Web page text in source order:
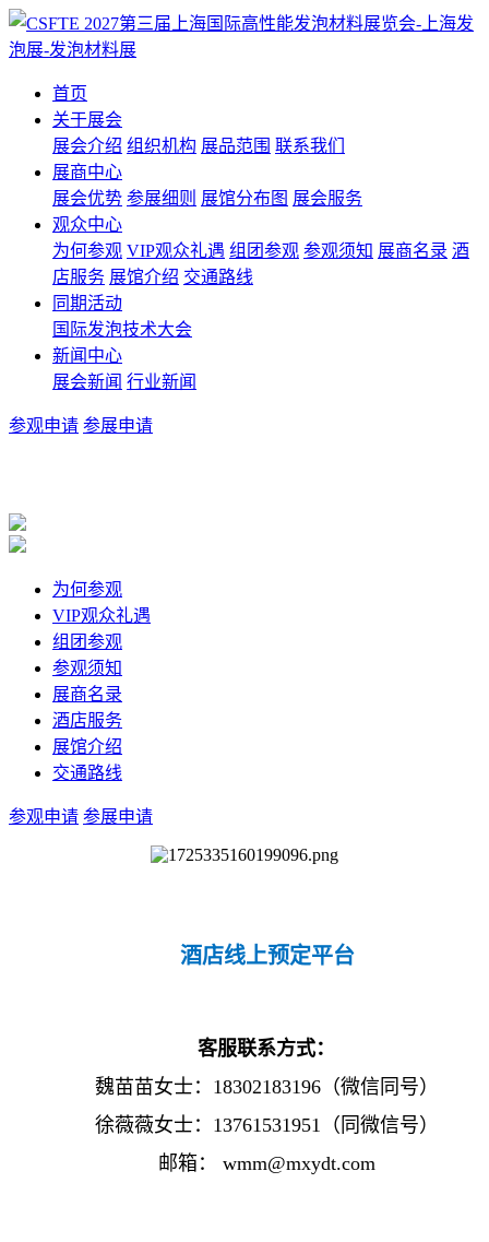
首页
关于展会
展会介绍 组织机构 展品范围 联系我们
展商中心
展会优势 参展细则 展馆分布图 展会服务
观众中心
为何参观 VIP观众礼遇 组团参观 参观须知 展商名录 酒
店服务 展馆介绍 交通路线
同期活动
国际发泡技术大会
新闻中心
展会新闻 行业新闻
参观申请 参展申请
为何参观
VIP观众礼遇
组团参观
参观须知
展商名录
酒店服务
展馆介绍
交通路线
参观申请 参展申请
酒店线上预定平台
客服联系方式：
魏苗苗女士： 18302183196（微信同号）
徐薇薇女士： 13761531951
（同微信号）
邮箱 ： wmm@mxydt.com